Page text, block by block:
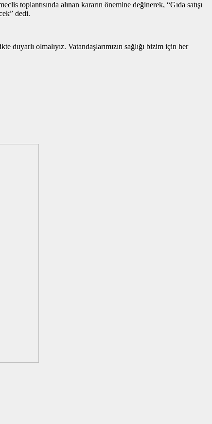
toplantısında alınan kararın önemine değinerek, “Gıda satışı
dedi.
olmalıyız. Vatandaşlarımızın sağlığı bizim için her